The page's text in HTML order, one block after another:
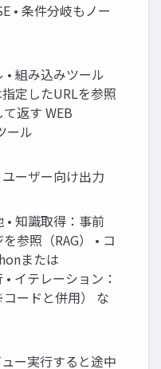
• 条件分岐もノー
• 組み込みツール
定したURLを参照
返す WEB
ール
ーザー向け出力
• 知識取得：事前
参照（RAG） • コ
または
イテレーション：
ードと併用） な
ー実行すると途中